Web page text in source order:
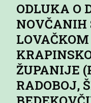
ODLUKA O
NOVČANIH
ŽUPANIJE
RADOBOJ,